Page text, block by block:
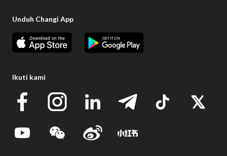
Unduh Changi App
Ikuti kami